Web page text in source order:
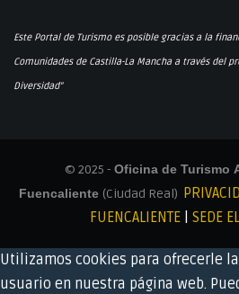
Este Portal de Turismo es posible gracias a la
Comunidades de Castilla-La Mancha a través del
Diversidad"
© 2025 - Oficina de Turismo
Fuencaliente (Ciudad Real)
FUENCALIENTE
SEDE
Utilizamos cookies para ofrecerle
usuario en nuestra página web.